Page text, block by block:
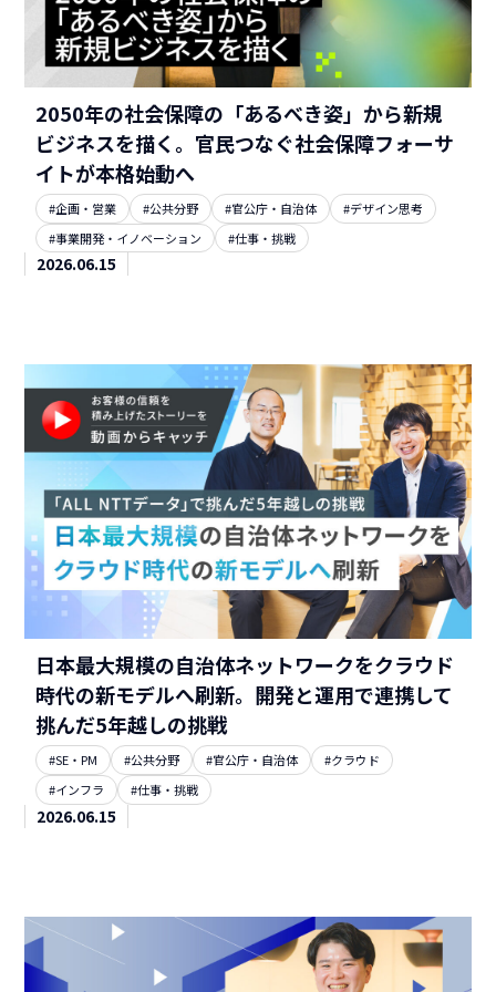
2050年の社会保障の「あるべき姿」から新規
ビジネスを描く。官民つなぐ社会保障フォーサ
イトが本格始動へ
#企画・営業 #公共分野 #官公庁・自治体
#デザイン思考
#事業開発・イノベーション
#仕事・挑戦
2026.06.15
日本最大規模の自治体ネットワークをクラウド
時代の新モデルへ刷新。開発と運用で連携して
挑んだ5年越しの挑戦
#SE・PM #公共分野 #官公庁・自治体
#クラウド
#インフラ
#仕事・挑戦
2026.06.15